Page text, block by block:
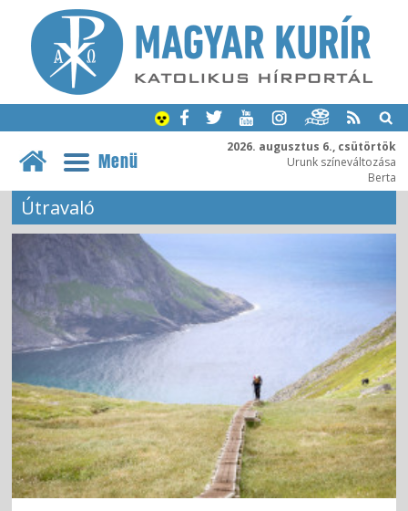
2026. augusztus 6., csütörtök
Urunk színeváltozása
Berta
Menü
Útravaló